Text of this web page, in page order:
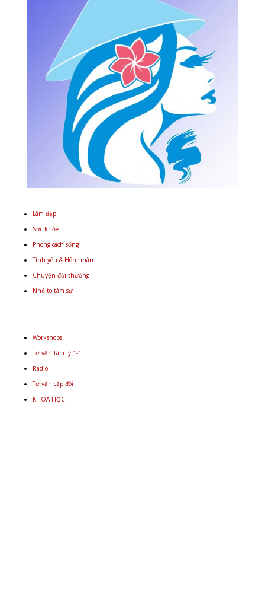
Làm đẹp
Sức khỏe
Phong cách sống
Tình yêu & Hôn nhân
Chuyện đời thường
Nhỏ to tâm sự
Workshops
Tư vấn tâm lý 1-1
Radio
Tư vấn cặp đôi
KHÓA HỌC